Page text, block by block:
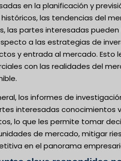
en la planificación y
las tendencias del
las partes interesadas
a las estrategias de
y entrada al mercado. Esto
con las realidades del
los informes de
interesadas conocimientos
lo que les permite tomar
de mercado, mitigar
en el panorama